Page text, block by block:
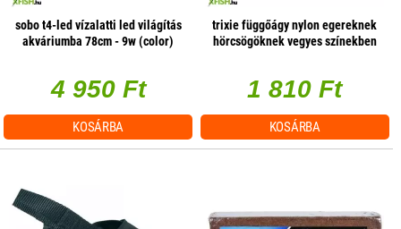
sobo t4-led vízalatti led világítás
akváriumba 78cm - 9w (color)
4 950 Ft
KOSÁRBA
trixie függőágy nylon egereknek
hörcsögöknek vegyes színekben
1 810 Ft
KOSÁRBA